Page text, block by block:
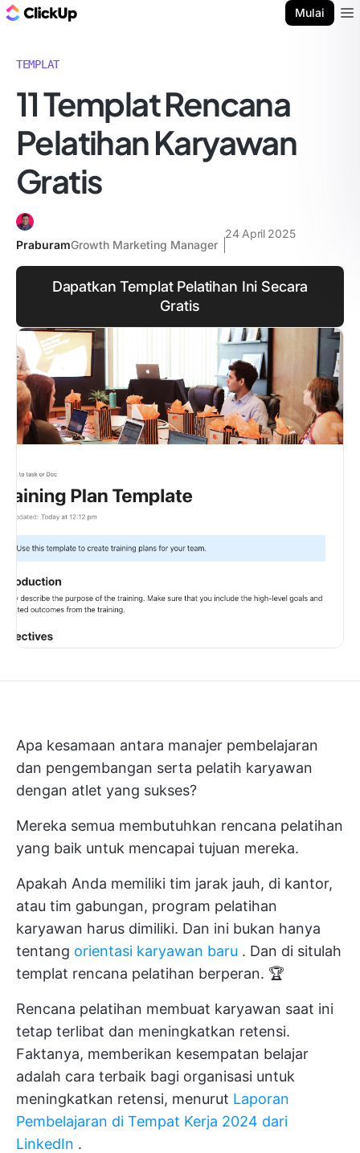
Mulai
TEMPLAT
11 Templat Rencana
Pelatihan Karyawan
Gratis
PraburamGrowth Marketing Manager
24 April 2025
Dapatkan Templat Pelatihan Ini Secara
Gratis
Apa kesamaan antara manajer pembelajaran
dan pengembangan serta pelatih karyawan
dengan atlet yang sukses?
Mereka semua membutuhkan rencana pelatihan
yang baik untuk mencapai tujuan mereka.
Apakah Anda memiliki tim jarak jauh, di kantor,
atau tim gabungan, program pelatihan
karyawan harus dimiliki. Dan ini bukan hanya
tentang orientasi karyawan baru . Dan di situlah
templat rencana pelatihan berperan. 🏆
Rencana pelatihan membuat karyawan saat ini
tetap terlibat dan meningkatkan retensi.
Faktanya, memberikan kesempatan belajar
adalah cara terbaik bagi organisasi untuk
meningkatkan retensi, menurut Laporan
Pembelajaran di Tempat Kerja 2024 dari
LinkedIn .